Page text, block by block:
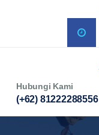
Hubungi Kami
(+62) 81222288556